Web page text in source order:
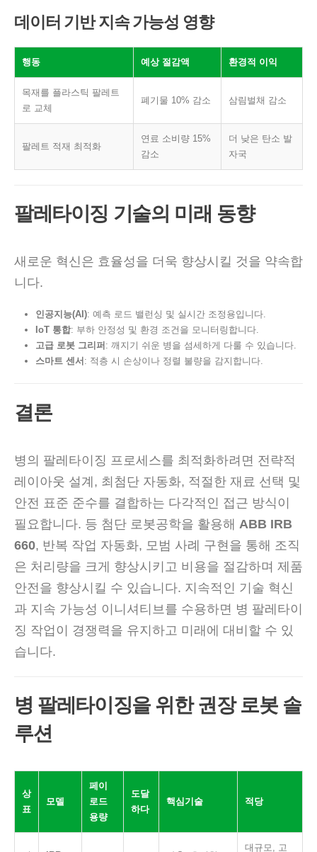
데이터 기반 지속 가능성 영향
행동 예상 절감액 환경적 이익
목재를 플라스틱 팔레트
로 교체
폐기물 10% 감소 삼림벌채 감소
팔레트 적재 최적화
연료 소비량 15%
감소
더 낮은 탄소 발
자국
팔레타이징 기술의 미래 동향
새로운 혁신은 효율성을 더욱 향상시킬 것을 약속합
니다.
인공지능(AI): 예측 로드 밸런싱 및 실시간 조정용입니다.
IoT 통합: 부하 안정성 및 환경 조건을 모니터링합니다.
고급 로봇 그리퍼: 깨지기 쉬운 병을 섬세하게 다룰 수 있습니다.
스마트 센서: 적층 시 손상이나 정렬 불량을 감지합니다.
결론
병의 팔레타이징 프로세스를 최적화하려면 전략적
레이아웃 설계, 최첨단 자동화, 적절한 재료 선택 및
안전 표준 준수를 결합하는 다각적인 접근 방식이
필요합니다. 등 첨단 로봇공학을 활용해 ABB IRB
660, 반복 작업 자동화, 모범 사례 구현을 통해 조직
은 처리량을 크게 향상시키고 비용을 절감하며 제품
안전을 향상시킬 수 있습니다. 지속적인 기술 혁신
과 지속 가능성 이니셔티브를 수용하면 병 팔레타이
징 작업이 경쟁력을 유지하고 미래에 대비할 수 있
습니다.
병 팔레타이징을 위한 권장 로봇 솔
루션
상
표
모델
페이
로드
용량
도달
하다
핵심기술 적당
대규모, 고